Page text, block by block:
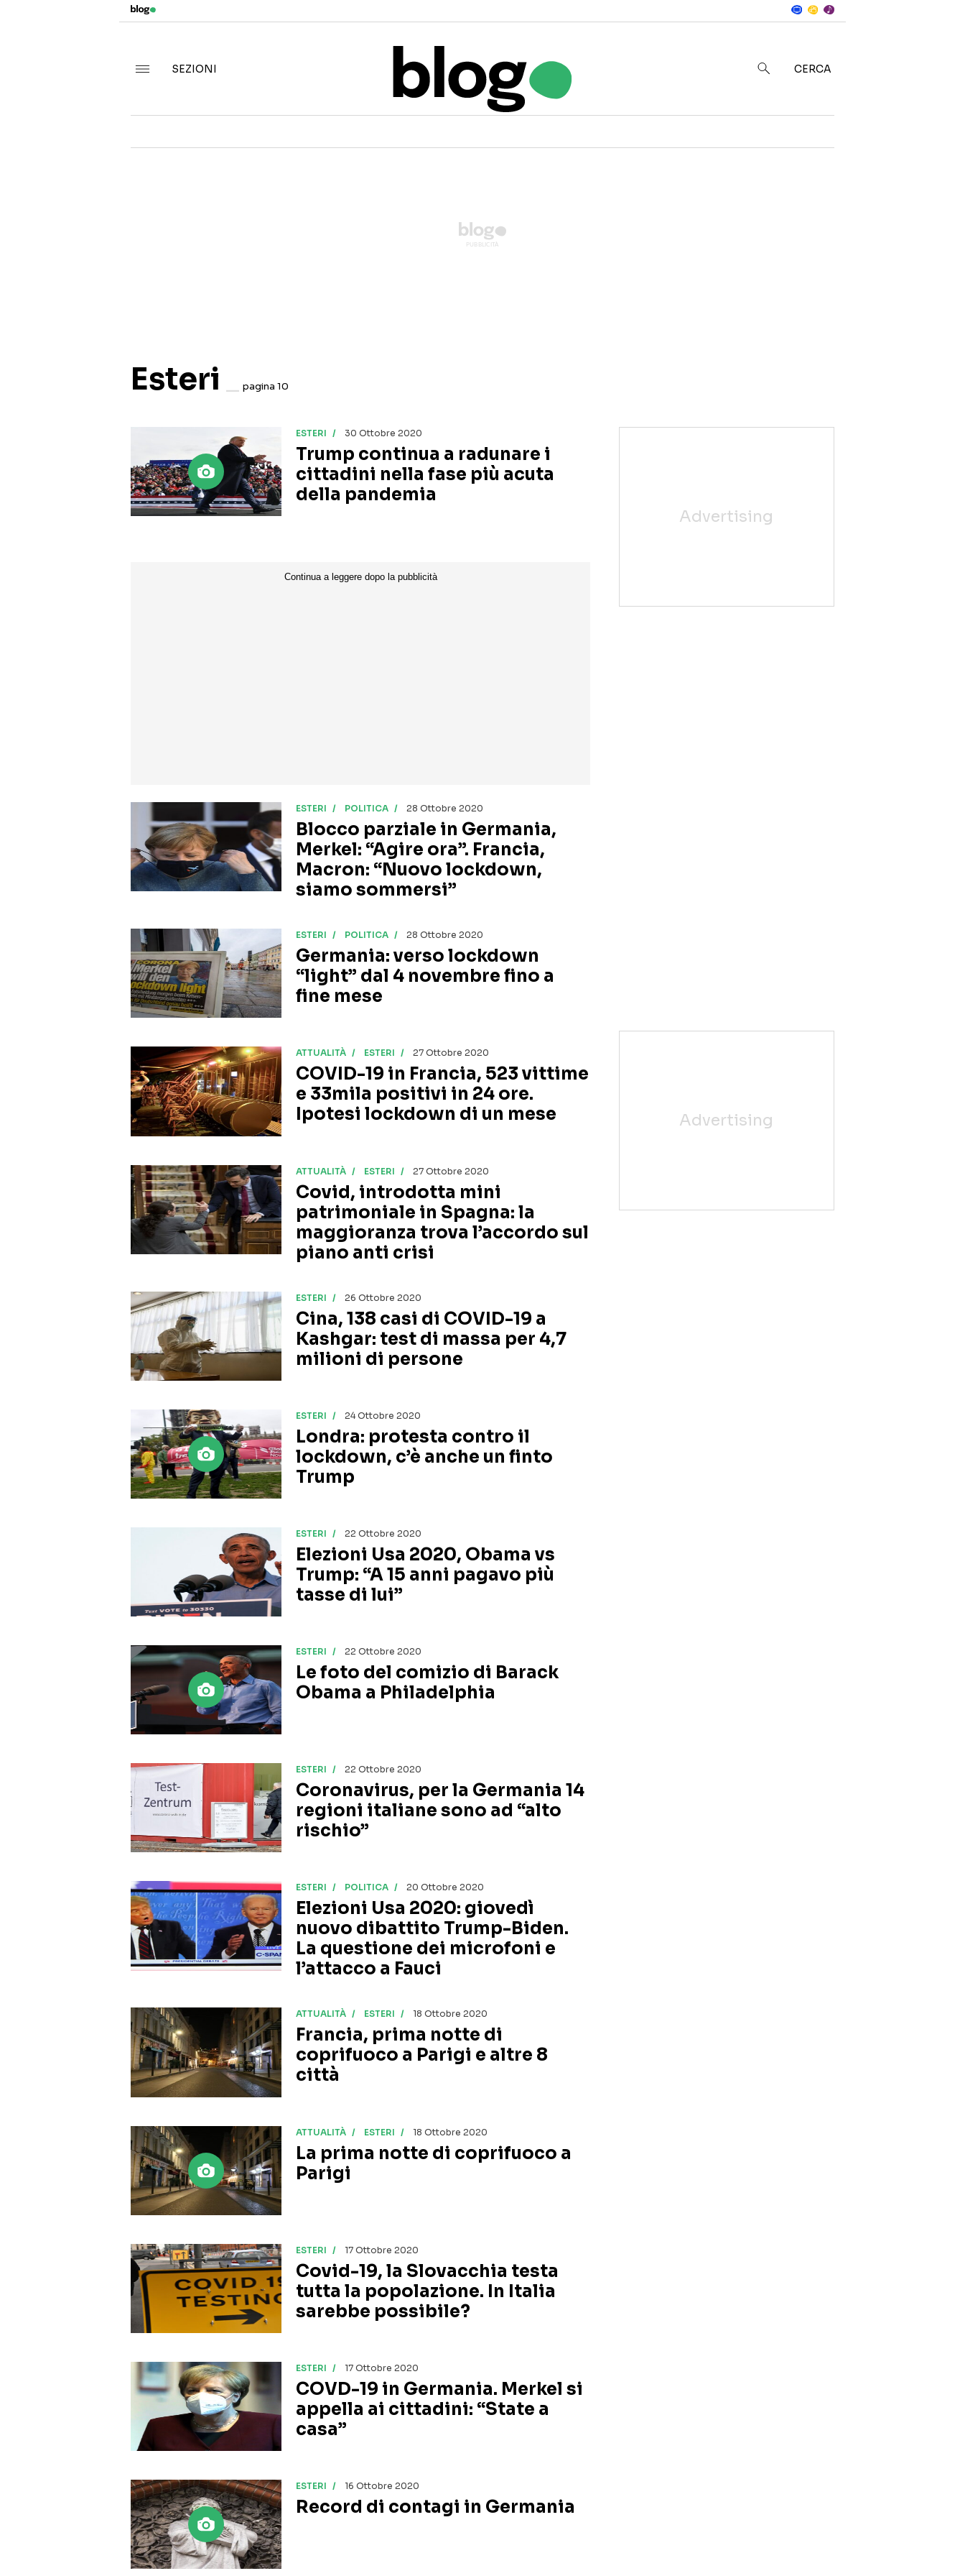
SEZIONI
CERCA
Esteri pagina 10
ESTERI 30 Ottobre 2020
Trump continua a radunare i
cittadini nella fase più acuta
della pandemia
ESTERI POLITICA 28 Ottobre 2020
Blocco parziale in Germania,
Merkel: “Agire ora”. Francia,
Macron: “Nuovo lockdown,
siamo sommersi”
ESTERI POLITICA 28 Ottobre 2020
Germania: verso lockdown
“light” dal 4 novembre fino a
fine mese
ATTUALITÀ ESTERI 27 Ottobre 2020
COVID-19 in Francia, 523 vittime
e 33mila positivi in 24 ore.
Ipotesi lockdown di un mese
ATTUALITÀ ESTERI 27 Ottobre 2020
Covid, introdotta mini
patrimoniale in Spagna: la
maggioranza trova l’accordo sul
piano anti crisi
ESTERI 26 Ottobre 2020
Cina, 138 casi di COVID-19 a
Kashgar: test di massa per 4,7
milioni di persone
ESTERI 24 Ottobre 2020
Londra: protesta contro il
lockdown, c’è anche un finto
Trump
ESTERI 22 Ottobre 2020
Elezioni Usa 2020, Obama vs
Trump: “A 15 anni pagavo più
tasse di lui”
ESTERI 22 Ottobre 2020
Le foto del comizio di Barack
Obama a Philadelphia
ESTERI 22 Ottobre 2020
Coronavirus, per la Germania 14
regioni italiane sono ad “alto
rischio”
ESTERI POLITICA 20 Ottobre 2020
Elezioni Usa 2020: giovedì
nuovo dibattito Trump-Biden.
La questione dei microfoni e
l’attacco a Fauci
ATTUALITÀ ESTERI 18 Ottobre 2020
Francia, prima notte di
coprifuoco a Parigi e altre 8
città
ATTUALITÀ ESTERI 18 Ottobre 2020
La prima notte di coprifuoco a
Parigi
ESTERI 17 Ottobre 2020
Covid-19, la Slovacchia testa
tutta la popolazione. In Italia
sarebbe possibile?
ESTERI 17 Ottobre 2020
COVD-19 in Germania. Merkel si
appella ai cittadini: “State a
casa”
ESTERI 16 Ottobre 2020
Record di contagi in Germania